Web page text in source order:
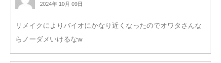
2024年 10月 09日
リメイクによりバイオにかなり近くなったのでオワタさんな
らノーダメいけるなw